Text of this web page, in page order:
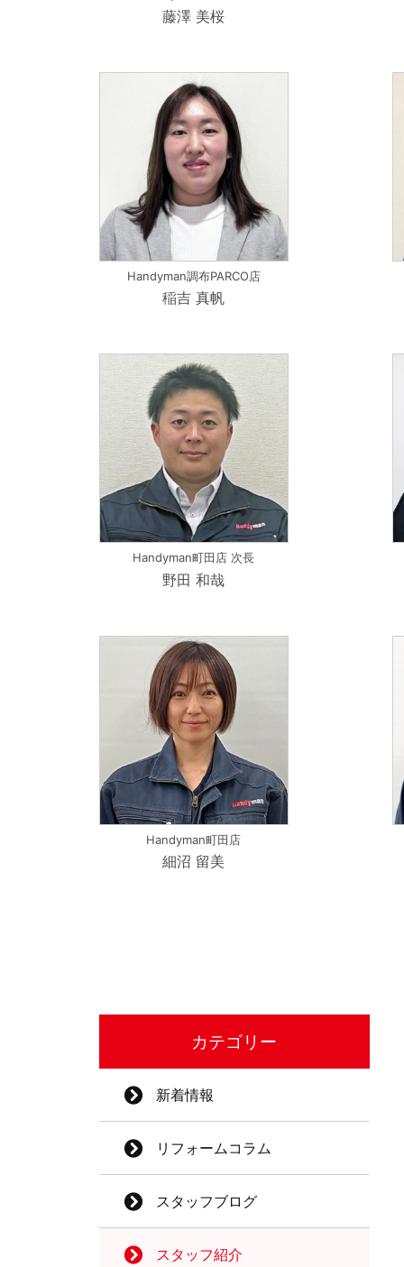
藤澤 美桜
Handyman調布PARCO店
稲吉 真帆
Handyman町田店 次長
野田 和哉
Handyman町田店
細沼 留美
カテゴリー
新着情報
リフォームコラム
スタッフブログ
スタッフ紹介